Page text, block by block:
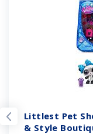
Littlest Pet
& Style